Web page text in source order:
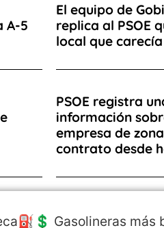
A-5
El equipo de
replica al PSOE
local que
PSOE registra
información
empresa de
contrato desde
⛽️💲 Gasolineras más